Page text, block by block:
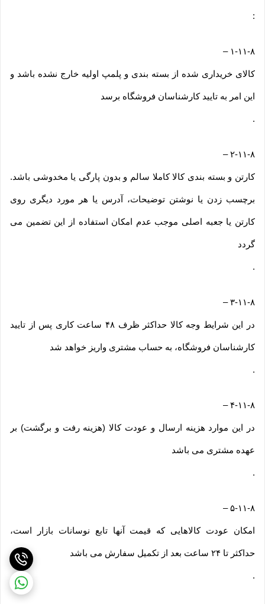
:
۱-۱۱-۸ –
کالای خریداری شده از بسته بندی و پلمپ اولیه خارج نشده باشد و
این امر به تایید کارشناسان فروشگاه برسد
.
۲-۱۱-۸–
کارتن و بسته بندی کالا کاملا سالم و بدون پارگی یا مخدوشی باشد.
برچسب زدن یا نوشتن توضیحات، آدرس یا هر مورد دیگری روی
کارتن یا جعبه اصلی موجب عدم امکان استفاده از این تضمین می
گردد
.
۳-۱۱-۸–
در این شرایط وجه کالا حداکثر ظرف ۴۸ ساعت کاری پس از تایید
کارشناسان فروشگاه، به حساب مشتری واریز خواهد شد
.
۴-۱۱-۸–
در این موارد هزینه ارسال و عودت کالا (هزینه رفت و برگشت) بر
عهده مشتری می باشد
.
۵-۱۱-۸–
امکان عودت کالاهایی که قیمت آنها تابع نوسانات بازار است،
حداکثر تا ۲۴ ساعت بعد از تکمیل سفارش می باشد
.